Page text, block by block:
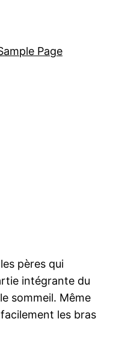
Page
pères qui
intégrante du
sommeil. Même
les bras